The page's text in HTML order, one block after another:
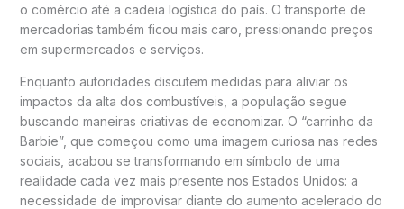
o comércio até a cadeia logística do país. O transporte de
mercadorias também ficou mais caro, pressionando preços
em supermercados e serviços.
Enquanto autoridades discutem medidas para aliviar os
impactos da alta dos combustíveis, a população segue
buscando maneiras criativas de economizar. O “carrinho da
Barbie”, que começou como uma imagem curiosa nas redes
sociais, acabou se transformando em símbolo de uma
realidade cada vez mais presente nos Estados Unidos: a
necessidade de improvisar diante do aumento acelerado do